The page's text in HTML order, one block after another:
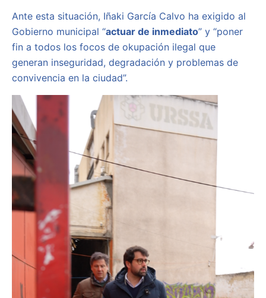
Ante esta situación, Iñaki García Calvo ha exigido al
Gobierno municipal “actuar de inmediato” y “poner
fin a todos los focos de okupación ilegal que
generan inseguridad, degradación y problemas de
convivencia en la ciudad”.